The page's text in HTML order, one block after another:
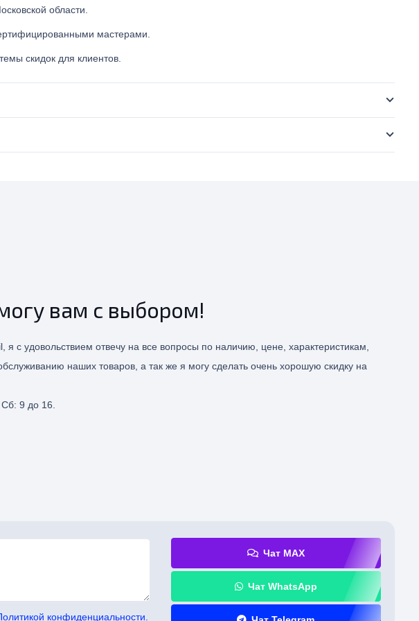
области.
мастерами.
скидок для клиентов.
вам с выбором!
с удовольствием отвечу на все вопросы по наличию, цене, характеристикам,
наших товаров, а так же я могу сделать очень хорошую скидку на
9 до 16.
конфиденциальности.
Чат MAX
Чат WhatsApp